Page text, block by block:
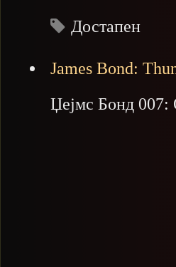
Достапен
James Bond:
Џејмс Бонд 007: